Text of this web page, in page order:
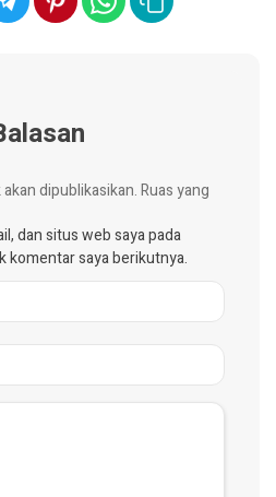
dipublikasikan.Ruas yang
dan situs web saya pada
komentar saya berikutnya.